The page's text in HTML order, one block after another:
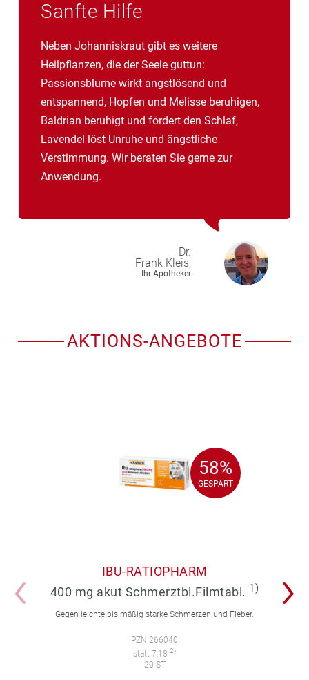
Sanfte Hilfe
Neben Johanniskraut gibt es weitere
Heilpflanzen, die der Seele guttun:
Passionsblume wirkt angstlösend und
entspannend, Hopfen und Melisse beruhigen,
Baldrian beruhigt und fördert den Schlaf,
Lavendel löst Unruhe und ängstliche
Verstimmung. Wir beraten Sie gerne zur
Anwendung.
Dr.
Frank Kleis,
Ihr Apotheker
AKTIONS-ANGEBOTE
58%
GESPART
58%
GESPART
IBU-RATIOPHARM
400 mg akut Schmerztbl.Filmtabl. 1)
Gegen leichte bis mäßig starke Schmerzen und Fieber.
PZN 266040
statt 7,18 2)
20 ST